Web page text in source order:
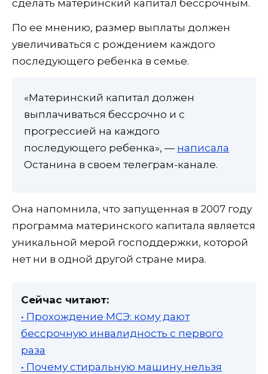
сделать материнский капитал бессрочным.
По ее мнению, размер выплаты должен
увеличиваться с рождением каждого
последующего ребенка в семье.
«Материнский капитал должен
выплачиваться бессрочно и с
прогрессией на каждого
последующего ребенка», — написала
Останина в своем телеграм-канале.
Она напомнила, что запущенная в 2007 году
программа материнского капитала является
уникальной мерой господдержки, которой
нет ни в одной другой стране мира.
Сейчас читают:
• Прохождение МСЭ: кому дают
бессрочную инвалидность с первого
раза
• Почему стиральную машину нельзя